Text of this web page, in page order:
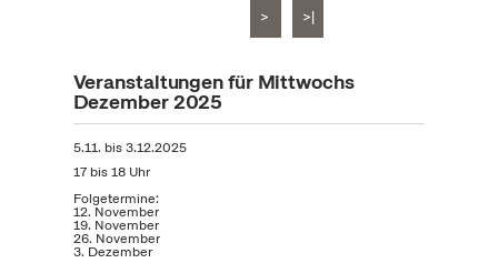
> >|
Veranstaltungen für Mittwochs
Dezember 2025
5.11. bis3.12.2025
17 bis 18 Uhr
Folgetermine:
12. November
19. November
26. November
3. Dezember